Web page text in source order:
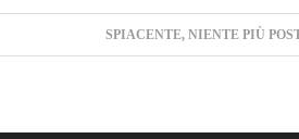
SPIACENTE, NIENTE PIÙ